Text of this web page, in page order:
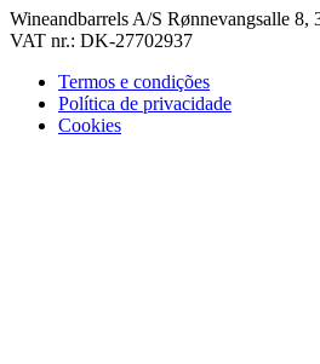
Wineandbarrels A/S Rønnevangsalle
VAT nr.: DK-27702937
Termos e condições
Política de privacidade
Cookies